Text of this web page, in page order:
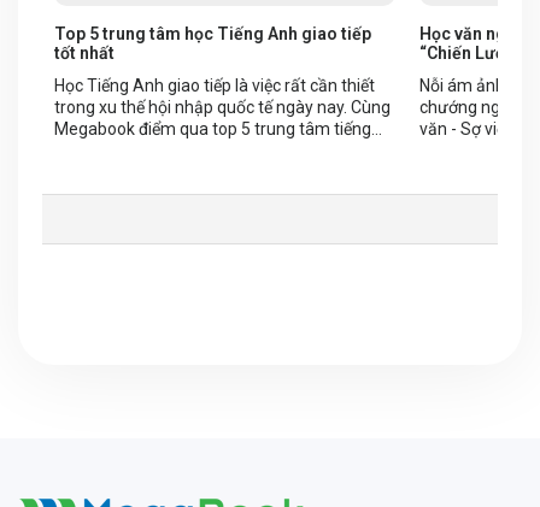
Top 5 trung tâm học Tiếng Anh giao tiếp
tốt nhất
Học Tiếng Anh giao tiếp là việc rất cần thiết
trong xu thế hội nhập quốc tế ngày nay. Cùng
Megabook điểm qua top 5 trung tâm tiếng
Học văn nghị
“Chiến Lược
Nỗi ám ảnh
chướng ngại
văn - Sợ viết